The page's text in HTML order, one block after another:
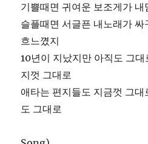
기쁠때면 귀여운 보조게가
슬플때면 서글픈 내노래가
흐느꼈지
10년이 지났지만 아직도 그
지껏 그대로
애타는 편지들도 지금껏 그
도 그대로